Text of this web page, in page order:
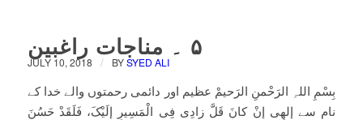
۵ ۔ مناجات راغبین
JULY 10, 2018 / BYSYED ALI
بِسْمِ اللہِ الرَحْمنِ الرَحیمْ عظیم اور دائمی رحمتوں والے خدا کے
نام سے إلھِی إنْ کانَ قَلَّ زادِی فِی الْمَسِیرِ إلَیْکَ، فَلَقَدْ حَسُنَ